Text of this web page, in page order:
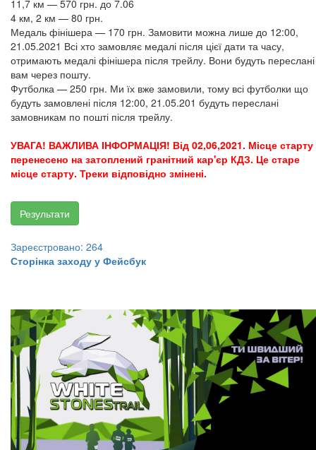
11,7 км — 570 грн. до 7.06
4 км, 2 км — 80 грн.
Медаль фінішера — 170 грн. Замовити можна лише до 12:00,
21.05.2021 Всі хто замовляє медалі після цієї дати та часу,
отримають медалі фінішера після трейлу. Вони будуть переслані
вам через пошту.
Футболка — 250 грн. Ми їх вже замовили, тому всі футболки що
будуть замовлені після 12:00, 21.05.201 будуть переслані
замовникам по пошті після трейлу.
УВАГА! ВАЖЛИВА ІНФОРМАЦІЯ! Від 02,06,2021. Місце старту
перенесено на затоплений гранітний кар'єр КДЗ. Це старе
місце старту. Треки відповідно змінені.
Результати
Зареєстровано: 264
Сторінка заходу у Фейсбук